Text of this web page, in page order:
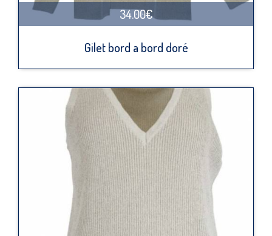
34.00€
Gilet bord a bord doré